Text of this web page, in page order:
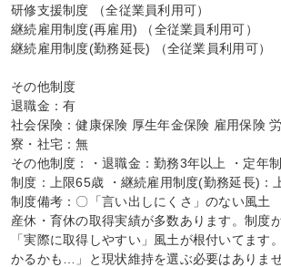
研修支援制度 （全従業員利用可）
継続雇用制度(再雇用) （全従業員利用可）
継続雇用制度(勤務延長) （全従業員利用可）
その他制度
退職金：有
社会保険：健康保険 厚生年金保険 雇用保険
寮・社宅：無
その他制度：・退職金：勤務3年以上 ・定年
制度：上限65歳 ・継続雇用制度(勤務延長)：
制度備考：〇「言い出しにくさ」のない風土
産休・育休の取得実績が多数あります。制度
「実際に取得しやすい」風土が根付いてます
かるかも…」と現状維持を選ぶ必要はありませ